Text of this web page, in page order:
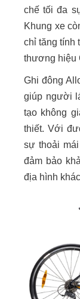
chế tối đa
Khung xe
chỉ tăng tính
thương hiệu
Ghi đông
giúp người
tạo không
thiết. Với
sự thoải
đảm bảo
địa hình